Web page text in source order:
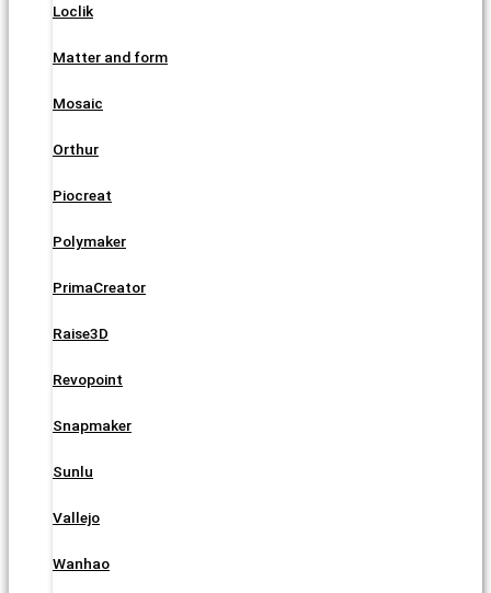
Loclik
Matter and form
Mosaic
Orthur
Piocreat
Polymaker
PrimaCreator
Raise3D
Revopoint
Snapmaker
Sunlu
Vallejo
Wanhao